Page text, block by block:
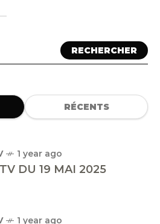
RECHERCHER
RÉCENTS
1 year ago
DU 19 MAI 2025
1 year ago